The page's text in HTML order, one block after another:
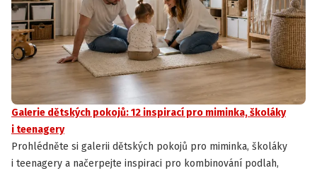
Galerie dětských pokojů: 12 inspirací pro miminka, školáky
i teenagery
Prohlédněte si galerii dětských pokojů pro miminka, školáky
i teenagery a načerpejte inspiraci pro kombinování podlah,